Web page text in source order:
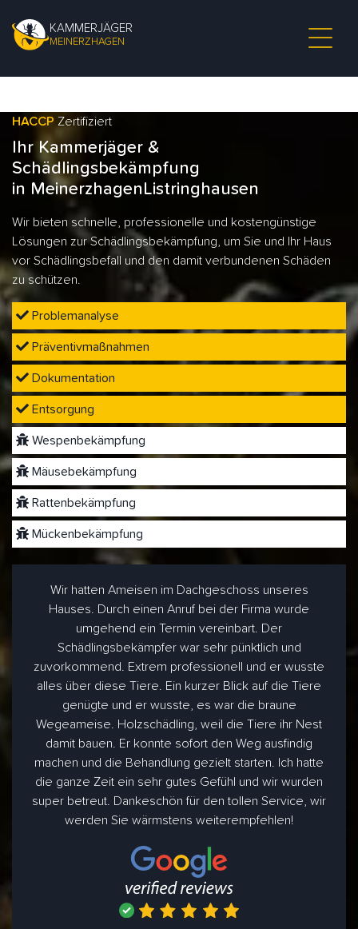
KAMMERJÄGER
MEINERZHAGEN
HACCP Zertifiziert
Ihr Kammerjäger &
Schädlingsbekämpfung
in MeinerzhagenListringhausen
Wir bieten schnelle, professionelle und kostengünstige
Lösungen zur Schädlingsbekämpfung, um Sie und Ihr Haus
vor Schädlingsbefall und den damit verbundenen Schäden
zu schützen.
Problemanalyse
Präventivmaßnahmen
Dokumentation
Entsorgung
Wespenbekämpfung
Mäusebekämpfung
Rattenbekämpfung
Mückenbekämpfung
Wir hatten Ameisen im Dachgeschoss unseres
Hauses. Durch einen Anruf bei der Firma wurde
umgehend ein Termin vereinbart. Der
Schädlingsbekämpfer war sehr pünktlich und
zuvorkommend. Extrem professionell und er wusste
alles über diese Tiere. Ein kurzer Blick auf die Tiere
genügte und er wusste, es war die braune
Wegeameise. Holzschädling, weil die Tiere ihr Nest
damit bauen. Er konnte sofort den Weg ausfindig
machen und die Behandlung gezielt starten. Ich hatte
die ganze Zeit ein sehr gutes Gefühl und wir wurden
super betreut. Dankeschön für den tollen Service, wir
werden Sie wärmstens weiterempfehlen!